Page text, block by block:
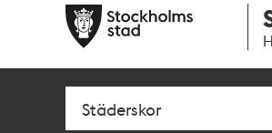
navigationen
huvudinnehållet
Sök